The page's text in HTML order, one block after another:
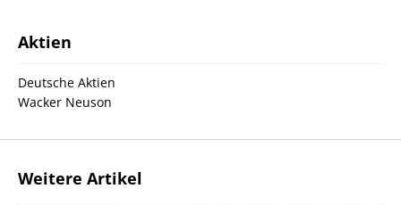
Aktien
Deutsche Aktien
Wacker Neuson
Weitere Artikel